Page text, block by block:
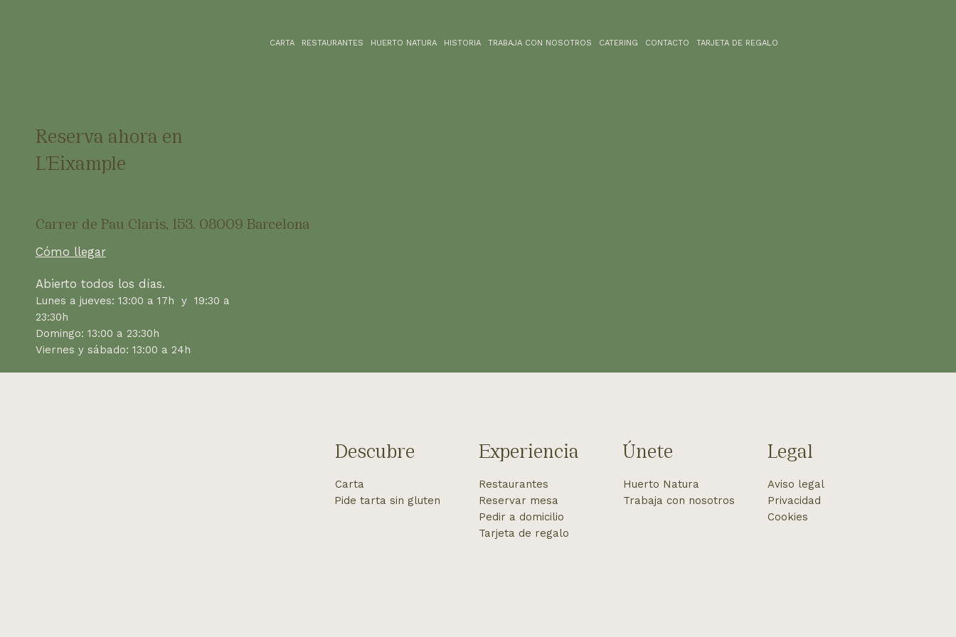
CARTA RESTAURANTES HUERTO NATURA HISTORIA TRABAJA CON NOSOTROS CATERING CONTACTO TARJETA DE REGALO
Reserva ahora en
L'Eixample
Carrer de Pau Claris, 153. 08009 Barcelona
Cómo llegar
Abierto todos los días.
Lunes a jueves: 13:00 a 17h y 19:30 a
23:30h
Domingo: 13:00 a 23:30h
Viernes y sábado: 13:00 a 24h
Descubre
Carta
Pide tarta sin gluten
Experiencia
Restaurantes
Reservar mesa
Pedir a domicilio
Tarjeta de regalo
Únete
Huerto Natura
Trabaja con nosotros
Legal
Aviso legal
Privacidad
Cookies